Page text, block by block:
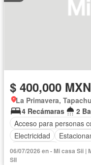
$ 400,000 MXN
La Primavera,
4 Recámaras
2
Acceso para personas
Electricidad
Sin amueblar
06/07/2026 en - Mi casa Sii |
SII